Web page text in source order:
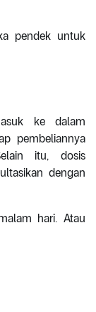
pendek untuk
ke dalam
pembeliannya
itu, dosis
dengan
hari. Atau